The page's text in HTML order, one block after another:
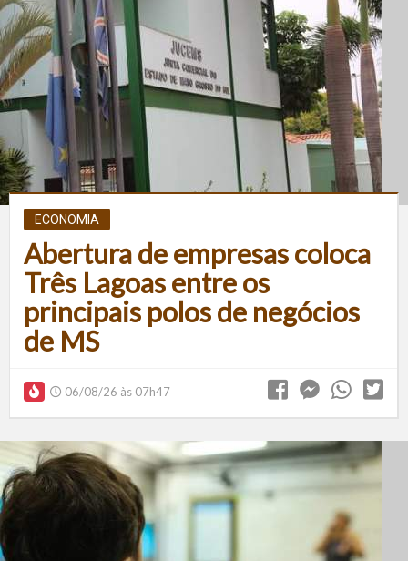
ECONOMIA
Abertura de empresas coloca
Três Lagoas entre os
principais polos de negócios
de MS
06/08/26 às 07h47